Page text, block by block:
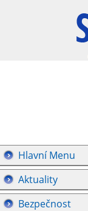
Hlavní Menu
Aktuality
Bezpečnost